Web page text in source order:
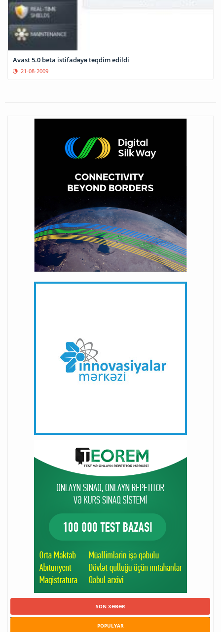
Avast 5.0 beta istifadəyə təqdim edildi
21-08-2009
SON XƏBƏR
POPULYAR